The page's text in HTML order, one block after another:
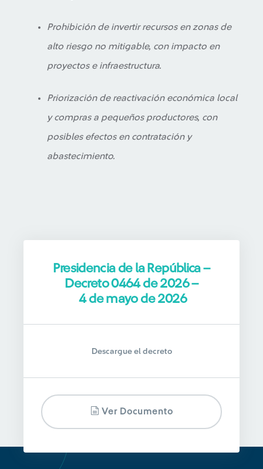
Prohibición de invertir recursos en zonas de
alto riesgo no mitigable, con impacto en
proyectos e infraestructura.
Priorización de reactivación económica local
y compras a pequeños productores, con
posibles efectos en contratación y
abastecimiento.
Presidencia de la República –
Decreto 0464 de 2026 –
4 de mayo de 2026
Descargue el decreto
Ver Documento